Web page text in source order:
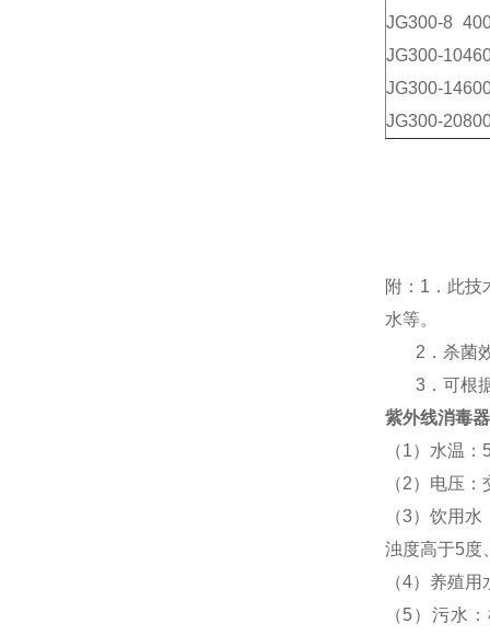
JG300-8
JG300-10
JG300-14
JG300-20
附： 1 ．此
水等。
2 ．杀菌
3．可根
紫外线消毒
（1）水温：
（2）电压：
（3）饮用水
浊度高于5度
（4）养殖用
（5）污水